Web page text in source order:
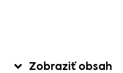
Zobraziť obsah